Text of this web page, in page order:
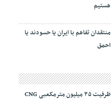
هستیم
منتقدان تفاهم با ایران یا حسودند یا
احمق
ظرفیت ۳۵ میلیون مترمکعبی CNG